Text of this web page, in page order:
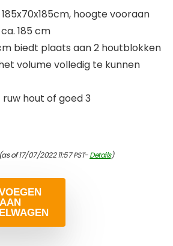
hoogte vooraan
185 cm
biedt plaats aan 2 houtblokken
volume volledig te kunnen
ruw hout of goed 3
of 17/07/2022 11:57 PST-Details)
AAN